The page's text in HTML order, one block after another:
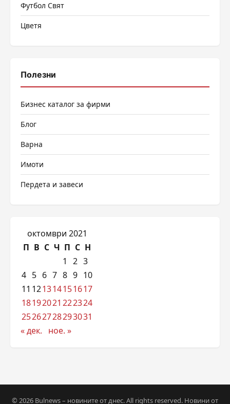
Футбол Свят
Цветя
Полезни
Бизнес каталог за фирми
Блог
Варна
Имоти
Пердета и завеси
октомври 2021
П В С Ч П С Н
1
2 3
4 5 6 7 8 9 10
11 121314151617
18192021 222324
25262728293031
« дек.
ное. »
© 2026 Bulnews – новините от днес. All rights reserved. Новини от